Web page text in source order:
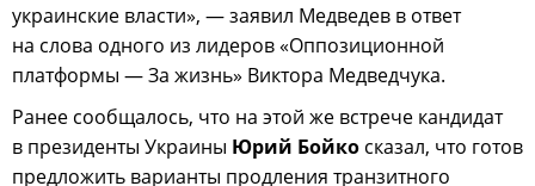
украинские власти», — заявил Медведев в ответ
на слова одного из лидеров «Оппозиционной
платформы — За жизнь» Виктора Медведчука.
Ранее сообщалось, что на этой же встрече кандидат
в президенты Украины Юрий Бойко сказал, что готов
предложить варианты продления транзитного